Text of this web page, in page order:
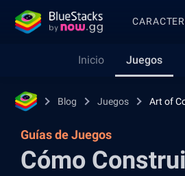
Inicio Juegos
Blog Juegos Art of
Guías de Juegos
Cómo